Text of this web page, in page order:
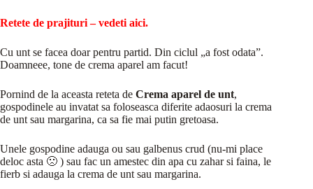
Retete de prajituri – vedeti aici.
Cu unt se facea doar pentru partid. Din ciclul „a fost odata”.
Doamneee, tone de crema aparel am facut!
Pornind de la aceasta reteta de Crema aparel de unt,
gospodinele au invatat sa foloseasca diferite adaosuri la crema
de unt sau margarina, ca sa fie mai putin gretoasa.
Unele gospodine adauga ou sau galbenus crud (nu-mi place
deloc asta 🙁 ) sau fac un amestec din apa cu zahar si faina, le
fierb si adauga la crema de unt sau margarina.